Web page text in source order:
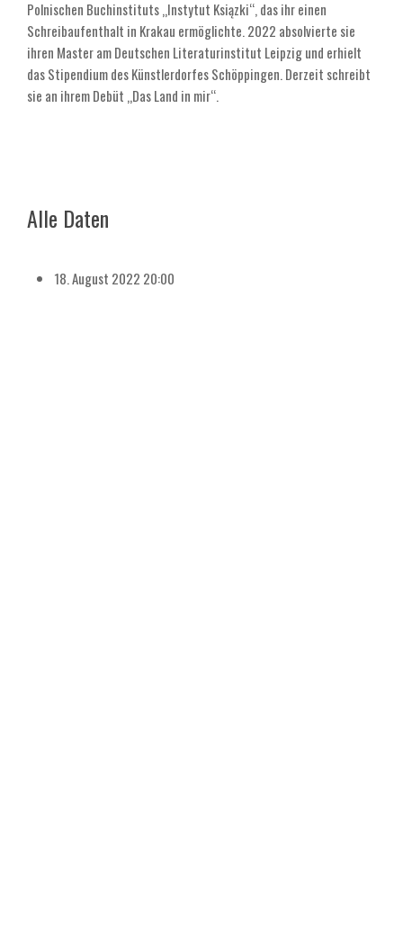
Polnischen Buchinstituts „Instytut Ksiązki“, das ihr einen
Schreibaufenthalt in Krakau ermöglichte. 2022 absolvierte sie
ihren Master am Deutschen Literaturinstitut Leipzig und erhielt
das Stipendium des Künstlerdorfes Schöppingen. Derzeit schreibt
sie an ihrem Debüt „Das Land in mir“.
Alle Daten
18. August 2022 20:00